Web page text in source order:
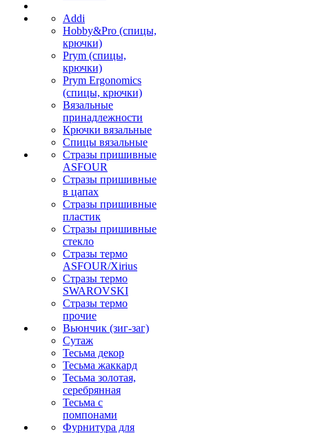
Addi
Hobby&Pro (спицы,
крючки)
Prym (спицы,
крючки)
Prym Ergonomics
(спицы, крючки)
Вязальные
принадлежности
Крючки вязальные
Спицы вязальные
Стразы пришивные
ASFOUR
Стразы пришивные
в цапах
Стразы пришивные
пластик
Стразы пришивные
стекло
Стразы термо
ASFOUR/Xirius
Стразы термо
SWAROVSKI
Стразы термо
прочие
Вьюнчик (зиг-заг)
Сутаж
Тесьма декор
Тесьма жаккард
Тесьма золотая,
серебрянная
Тесьма с
помпонами
Фурнитура для